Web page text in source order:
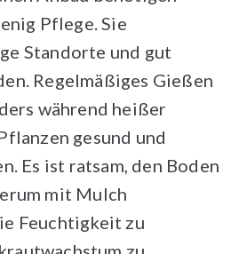
Pflege. Sie
Standorte und gut
Regelmäßiges Gießen
während heißer
gesund und
Es ist ratsam, den Boden
mit Mulch
Feuchtigkeit zu